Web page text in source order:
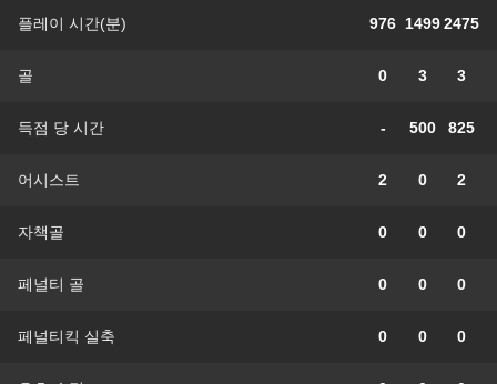
플레이 시간(분) 976 14992475
골 0 3 3
득점 당 시간 - 500 825
어시스트 2 0 2
자책골 0 0 0
페널티 골 0 0 0
페널티킥 실축 0 0 0